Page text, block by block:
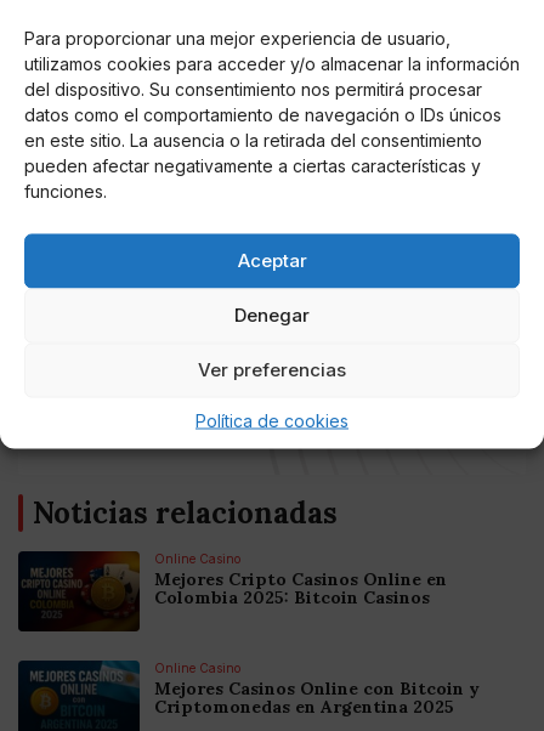
Para proporcionar una mejor experiencia de usuario,
utilizamos cookies para acceder y/o almacenar la información
del dispositivo. Su consentimiento nos permitirá procesar
datos como el comportamiento de navegación o IDs únicos
en este sitio. La ausencia o la retirada del consentimiento
pueden afectar negativamente a ciertas características y
funciones.
Aceptar
Denegar
Ver preferencias
Política de cookies
El Gobierno continúa con la devolución de 15 menores
al día. "Lo que se ha acordado con el Gobierno
marroquí es que ellos serán los encargados de buscar
a las familias de los menores, y en el caso de que no
fuera posible quedarían en un centro de acogida",
Ceuta a Efe.
AUTOR
Noticias relacionadas
Online Casino
Mejores Cripto Casinos Online en
Colombia 2025: Bitcoin Casinos
Online Casino
Mejores Casinos Online con Bitcoin y
Criptomonedas en Argentina 2025